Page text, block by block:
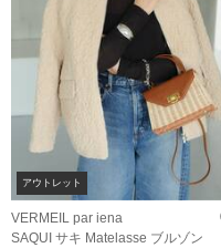
アウトレット
VERMEIL par iena
SAQUI サキ Matelasse ブルゾン